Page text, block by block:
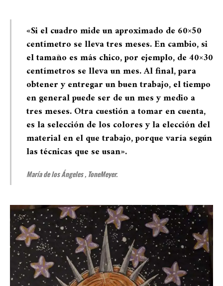
«Si el cuadro mide un aproximado de 60×50
centímetro se lleva tres meses. En cambio, si
el tamaño es más chico, por ejemplo, de 40×30
centímetros se lleva un mes. Al final, para
obtener y entregar un buen trabajo, el tiempo
en general puede ser de un mes y medio a
tres meses. Otra cuestión a tomar en cuenta,
es la selección de los colores y la elección del
material en el que trabajo, porque varía según
las técnicas que se usan».
María de los Ángeles , ToneMeyer.